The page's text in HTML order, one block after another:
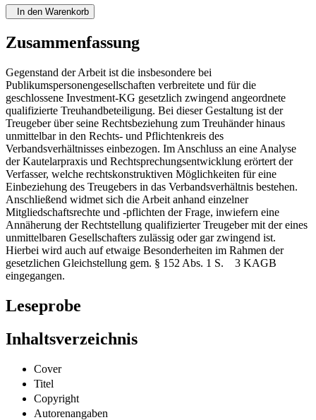
In den Warenkorb
Zusammenfassung
Gegenstand der Arbeit ist die insbesondere bei
Publikumspersonengesellschaften verbreitete und für die
geschlossene Investment-KG gesetzlich zwingend angeordnete
qualifizierte Treuhandbeteiligung. Bei dieser Gestaltung ist der
Treugeber über seine Rechtsbeziehung zum Treuhänder hinaus
unmittelbar in den Rechts- und Pflichtenkreis des
Verbandsverhältnisses einbezogen. Im Anschluss an eine Analyse
der Kautelarpraxis und Rechtsprechungsentwicklung erörtert der
Verfasser, welche rechtskonstruktiven Möglichkeiten für eine
Einbeziehung des Treugebers in das Verbandsverhältnis bestehen.
Anschließend widmet sich die Arbeit anhand einzelner
Mitgliedschaftsrechte und -pflichten der Frage, inwiefern eine
Annäherung der Rechtstellung qualifizierter Treugeber mit der eines
unmittelbaren Gesellschafters zulässig oder gar zwingend ist.
Hierbei wird auch auf etwaige Besonderheiten im Rahmen der
gesetzlichen Gleichstellung gem. § 152 Abs. 1 S. 3 KAGB
eingegangen.
Leseprobe
Inhaltsverzeichnis
Cover
Titel
Copyright
Autorenangaben